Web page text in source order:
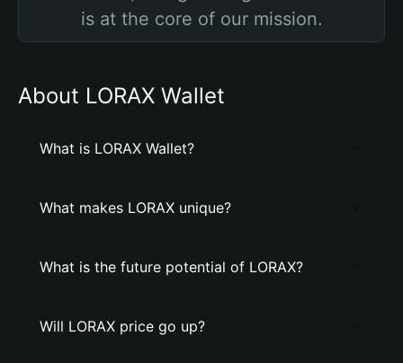
is at the core of our mission.
About LORAX Wallet
What is LORAX Wallet?
What makes LORAX unique?
What is the future potential of LORAX?
Will LORAX price go up?